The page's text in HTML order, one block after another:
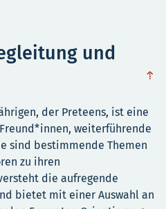
und
der Preteens, ist eine
weiterführende
sind bestimmende Themen
zu ihren
die aufregende
bietet mit einer Auswahl an